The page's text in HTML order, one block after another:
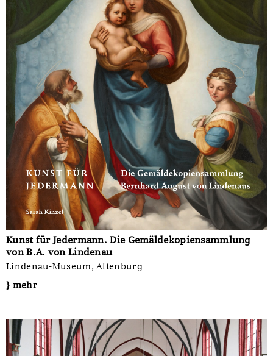
Kunst für Jedermann. Die Gemäldekopiensammlung
von B.A. von Lindenau
Lindenau-Museum, Altenburg
} mehr